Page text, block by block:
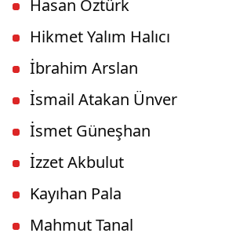
Hasan Öztürk
Hikmet Yalım Halıcı
İbrahim Arslan
İsmail Atakan Ünver
İsmet Güneşhan
İzzet Akbulut
Kayıhan Pala
Mahmut Tanal